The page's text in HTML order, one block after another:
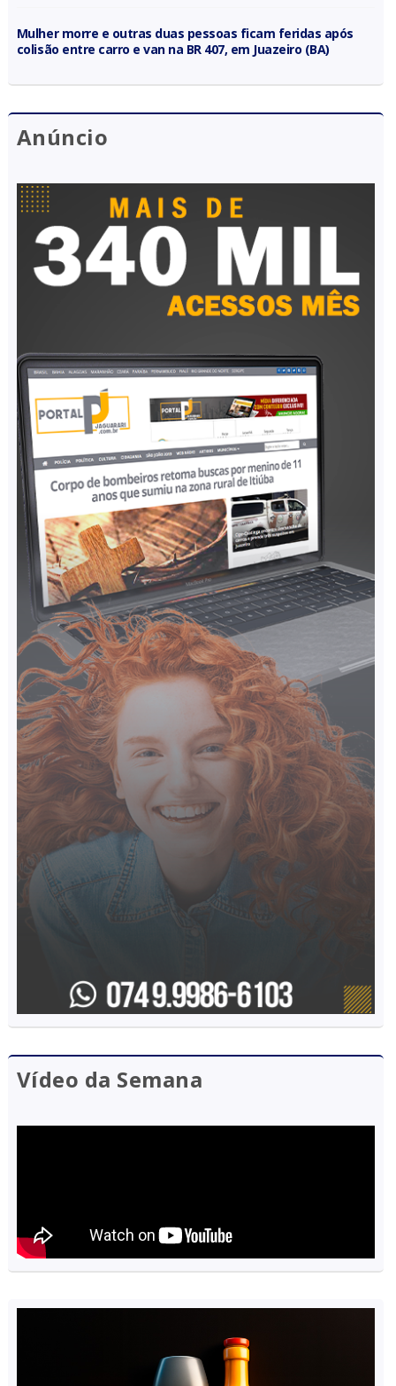
Mulher morre e outras duas pessoas ficam feridas após
colisão entre carro e van na BR 407, em Juazeiro (BA)
Anúncio
Vídeo da Semana